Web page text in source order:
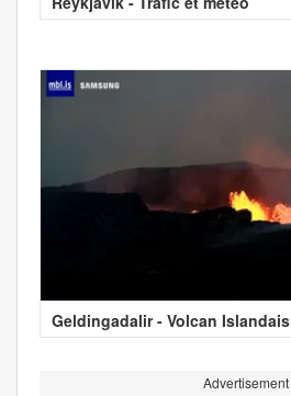
Geldingadalir - Volcan Islandais
Advertisement